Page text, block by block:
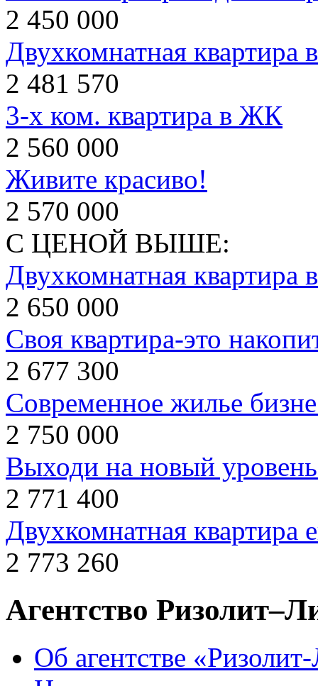
2 450 000
Двухкомнатная квартира
2 481 570
3-х ком. квартира в ЖК
2 560 000
Живите красиво!
2 570 000
С ЦЕНОЙ ВЫШЕ:
Двухкомнатная
2 650 000
Своя квартира-это
2 677 300
Современное жилье
2 750 000
Выходи на новый
2 771 400
Двухкомнатная квартира
2 773 260
Агентство
Об агентстве